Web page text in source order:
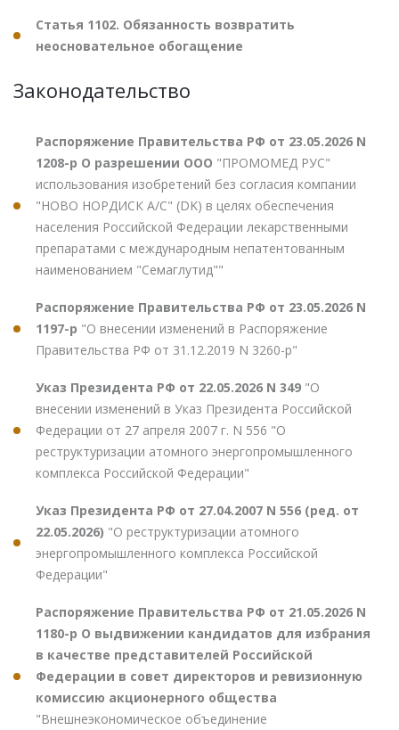
Статья 1102. Обязанность возвратить
неосновательное обогащение
Законодательство
Распоряжение Правительства РФ от 23.05.2026 N
1208-р О разрешении ООО "ПРОМОМЕД РУС"
использования изобретений без согласия компании
"НОВО НОРДИСК А/С" (DK) в целях обеспечения
населения Российской Федерации лекарственными
препаратами с международным непатентованным
наименованием "Семаглутид""
Распоряжение Правительства РФ от 23.05.2026 N
1197-р "О внесении изменений в Распоряжение
Правительства РФ от 31.12.2019 N 3260-р"
Указ Президента РФ от 22.05.2026 N 349 "О
внесении изменений в Указ Президента Российской
Федерации от 27 апреля 2007 г. N 556 "О
реструктуризации атомного энергопромышленного
комплекса Российской Федерации"
Указ Президента РФ от 27.04.2007 N 556 (ред. от
22.05.2026) "О реструктуризации атомного
энергопромышленного комплекса Российской
Федерации"
Распоряжение Правительства РФ от 21.05.2026 N
1180-р О выдвижении кандидатов для избрания
в качестве представителей Российской
Федерации в совет директоров и ревизионную
комиссию акционерного общества
"Внешнеэкономическое объединение